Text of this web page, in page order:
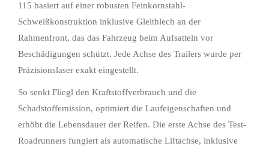
115 basiert auf einer robusten Feinkornstahl-
Schweißkonstruktion inklusive Gleitblech an der
Rahmenfront, das das Fahrzeug beim Aufsatteln vor
Beschädigungen schützt. Jede Achse des Trailers wurde per
Präzisionslaser exakt eingestellt.
So senkt Fliegl den Kraftstoffverbrauch und die
Schadstoffemission, optimiert die Laufeigenschaften und
erhöht die Lebensdauer der Reifen. Die erste Achse des Test-
Roadrunners fungiert als automatische Liftachse, inklusive